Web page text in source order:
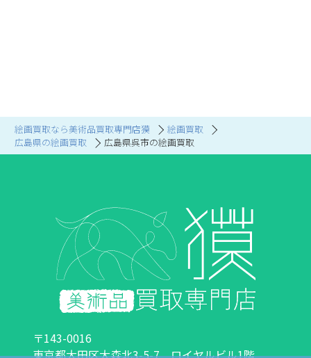
絵画買取なら美術品買取専門店獏
絵画買取
広島県の絵画買取
広島県呉市の絵画買取
〒143-0016
東京都大田区大森北3-5-7 ロイヤルビル1階